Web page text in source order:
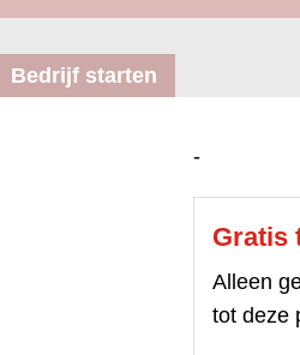
Bedrijf starten
-
Gratis
Alleen
tot deze